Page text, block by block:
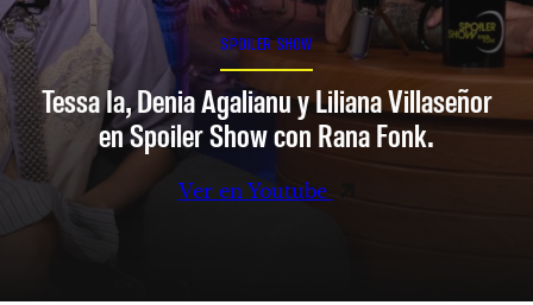
SPOILER SHOW
Tessa Ia, Denia Agalianu y Liliana Villaseñor
en Spoiler Show con Rana Fonk.
Ver en Youtube